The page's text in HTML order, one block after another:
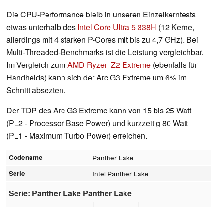
Die CPU-Performance bleib in unseren Einzelkerntests
etwas unterhalb des Intel Core Ultra 5 338H (12 Kerne,
allerdings mit 4 starken P-Cores mit bis zu 4,7 GHz). Bei
Multi-Threaded-Benchmarks ist die Leistung vergleichbar.
Im Vergleich zumAMD Ryzen Z2 Extreme (ebenfalls für
Handhelds) kann sich der Arc G3 Extreme um 6% im
Schnitt absezten.
Der TDP des Arc G3 Extreme kann von 15 bis 25 Watt
(PL2 - Processor Base Power) und kurzzeitig 80 Watt
(PL1 - Maximum Turbo Power) erreichen.
Codename Panther Lake
Serie Intel Panther Lake
Serie: Panther Lake Panther Lake